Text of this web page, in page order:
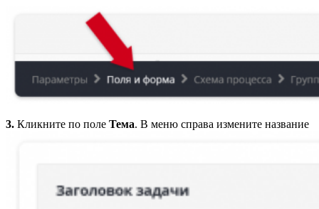
3. Кликните по поле Тема. В меню справа измените название